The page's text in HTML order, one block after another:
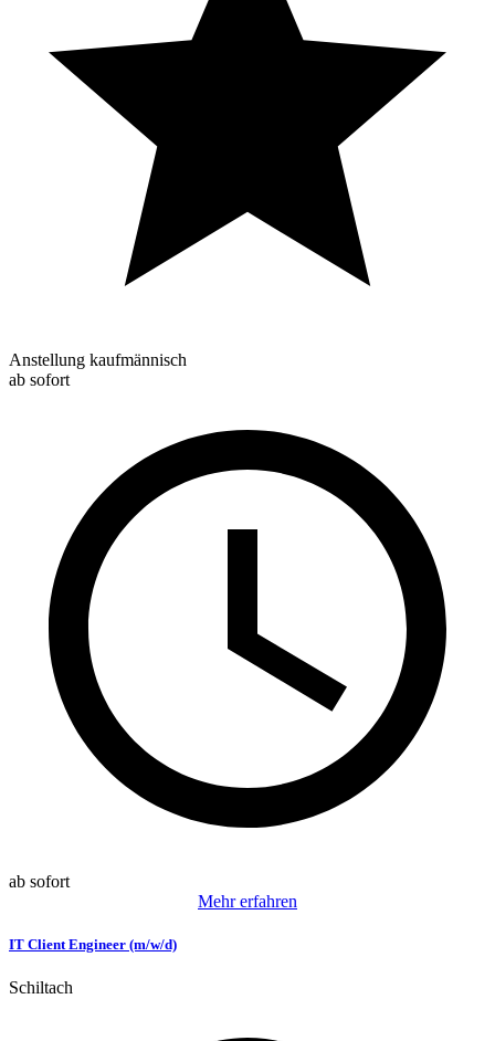
Anstellung kaufmännisch
ab sofort
ab sofort
Mehr erfahren
IT Client Engineer (m/w/d)
Schiltach